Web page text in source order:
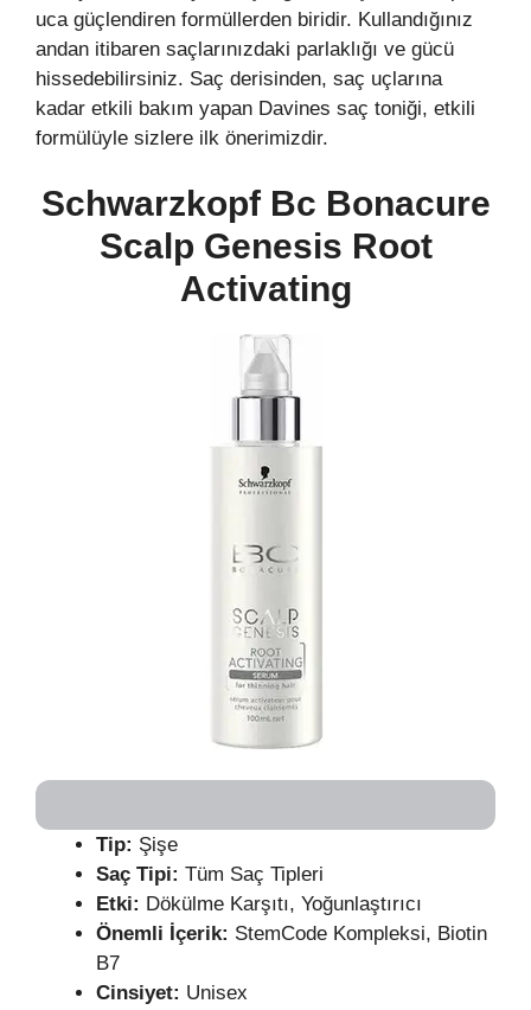
uca güçlendiren formüllerden biridir. Kullandığınız
andan itibaren saçlarınızdaki parlaklığı ve gücü
hissedebilirsiniz. Saç derisinden, saç uçlarına
kadar etkili bakım yapan Davines saç toniği, etkili
formülüyle sizlere ilk önerimizdir.
Schwarzkopf Bc Bonacure
Scalp Genesis Root
Activating
Tip: Şişe
Saç Tipi: Tüm Saç Tipleri
Etki: Dökülme Karşıtı, Yoğunlaştırıcı
Önemli İçerik: StemCode Kompleksi, Biotin
B7
Cinsiyet: Unisex